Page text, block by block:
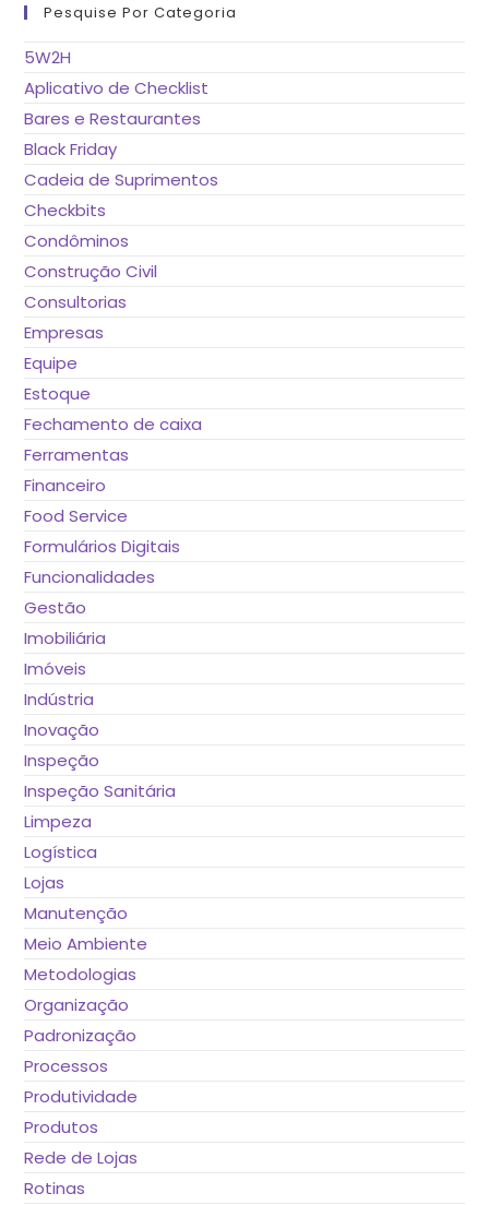
Pesquise Por Categoria
5W2H
Aplicativo de Checklist
Bares e Restaurantes
Black Friday
Cadeia de Suprimentos
Checkbits
Condôminos
Construção Civil
Consultorias
Empresas
Equipe
Estoque
Fechamento de caixa
Ferramentas
Financeiro
Food Service
Formulários Digitais
Funcionalidades
Gestão
Imobiliária
Imóveis
Indústria
Inovação
Inspeção
Inspeção Sanitária
Limpeza
Logística
Lojas
Manutenção
Meio Ambiente
Metodologias
Organização
Padronização
Processos
Produtividade
Produtos
Rede de Lojas
Rotinas